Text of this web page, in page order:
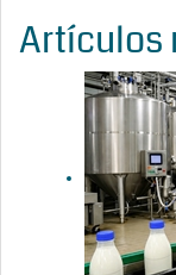
Artículos